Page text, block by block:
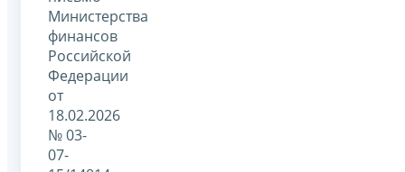
Министерства
финансов
Российской
Федерации
от
18.02.2026
№ 03-
07-